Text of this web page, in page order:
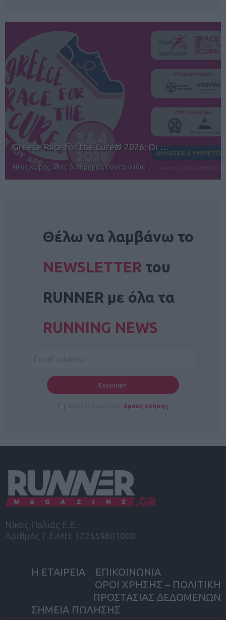
12ος TUI Rhodes Marathon: Άνοιγμα ε…
Αγώνες για όλους στην Ρόδο
Θέλω να λαμβάνω το
NEWSLETTER του
RUNNER με όλα τα
RUNNING NEWS
όρους χρήσης
Νίκος Πολιάς Ε.Ε.
Αριθμός Γ.Ε.ΜΗ: 122559601000
Η ΕΤΑΙΡΕΙΑ
ΕΠΙΚΟΙΝΩΝΙΑ
ΟΡΟΙ ΧΡΗΣΗΣ – ΠΟΛΙΤΙΚΗ
ΠΡΟΣΤΑΣΙΑΣ ΔΕΔΟΜΕΝΩΝ
ΣΗΜΕΙΑ ΠΩΛΗΣΗΣ